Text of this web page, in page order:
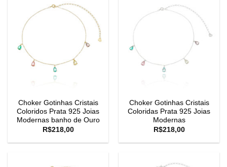
Choker Gotinhas Cristais
Coloridos Prata 925 Joias
Modernas banho de Ouro
R$218,00
Choker Gotinhas Cristais
Coloridas Prata 925 Joias
Modernas
R$218,00